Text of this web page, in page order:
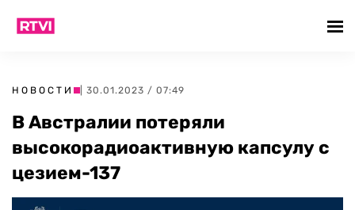
НОВОСТИ | 30.01.2023 / 07:49
В Австралии потеряли
высокорадиоактивную капсулу с
цезием-137